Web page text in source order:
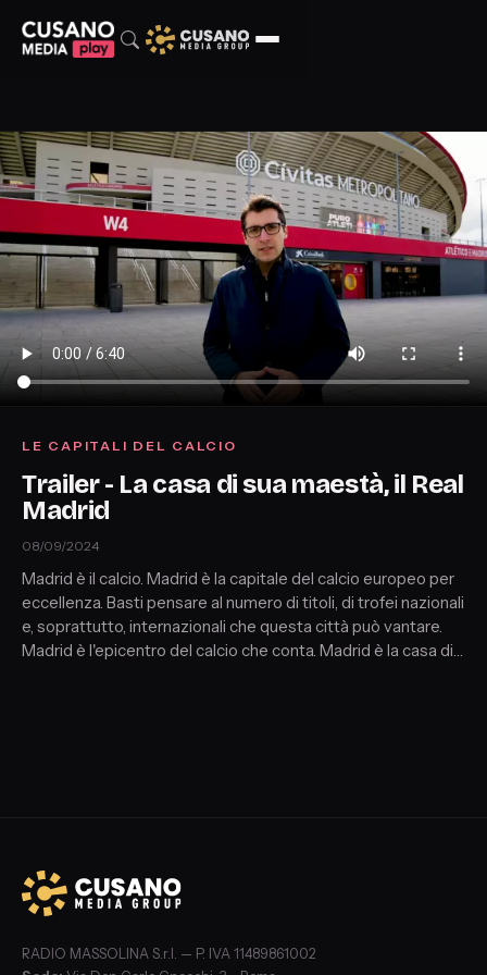
LE CAPITALI DEL CALCIO
Trailer - La casa di sua maestà, il Real
Madrid
08/09/2024
Madrid è il calcio. Madrid è la capitale del calcio europeo per
eccellenza. Basti pensare al numero di titoli, di trofei nazionali
e, soprattutto, internazionali che questa città può vantare.
Madrid è l'epicentro del calcio che conta. Madrid è la casa di
RADIO MASSOLINA S.r.l. — P. IVA 11489861002